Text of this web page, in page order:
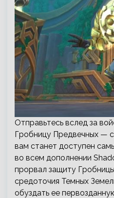
Отправьтесь вслед за
Гробницу Предвечных —
вам станет доступен
во всем дополнении
прорвал защиту
средоточия Темных
обуздать ее